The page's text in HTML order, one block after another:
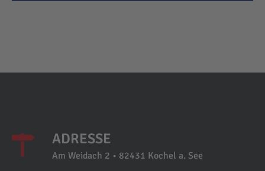
ADRESSE
Am Weidach 2 • 82431 Kochel a. See